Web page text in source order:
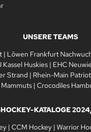
UNSERE TEAMS
| Löwen Frankfurt
Kassel Huskies | EHC
Strand | Rhein-Main
Mammuts| Crocodiles
KATALOGE
| CCM Hockey| Warrior